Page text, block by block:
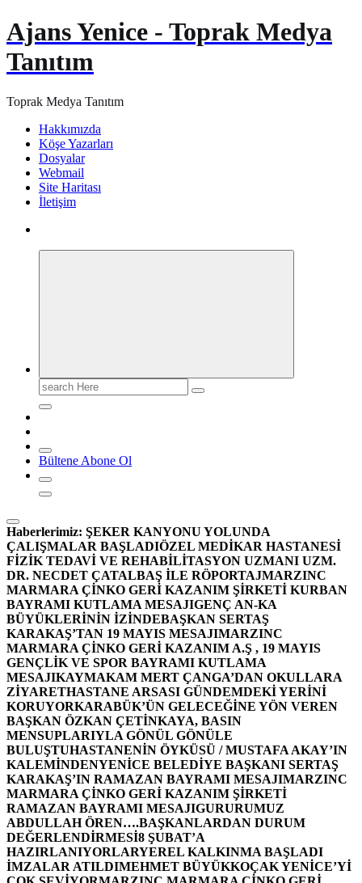
Ajans Yenice - Toprak Medya
Tanıtım
Toprak Medya Tanıtım
Hakkımızda
Köşe Yazarları
Dosyalar
Webmail
Site Haritası
İletişim
Search
for:
Bültene Abone Ol
Haberlerimiz: ŞEKER KANYONU YOLUNDA
ÇALIŞMALAR BAŞLADIÖZEL MEDİKAR HASTANESİ
FİZİK TEDAVİ VE REHABİLİTASYON UZMANI UZM.
DR. NECDET ÇATALBAŞ İLE RÖPORTAJMARZINC
MARMARA ÇİNKO GERİ KAZANIM ŞİRKETİ KURBAN
BAYRAMI KUTLAMA MESAJIGENÇ AN-KA
BÜYÜKLERİNİN İZİNDEBAŞKAN SERTAŞ
KARAKAŞ’TAN 19 MAYIS MESAJIMARZINC
MARMARA ÇİNKO GERİ KAZANIM A.Ş , 19 MAYIS
GENÇLİK VE SPOR BAYRAMI KUTLAMA
MESAJIKAYMAKAM MERT ÇANGA’DAN OKULLARA
ZİYARETHASTANE ARSASI GÜNDEMDEKİ YERİNİ
KORUYORKARABÜK’ÜN GELECEĞİNE YÖN VEREN
BAŞKAN ÖZKAN ÇETİNKAYA, BASIN
MENSUPLARIYLA GÖNÜL GÖNÜLE
BULUŞTUHASTANENİN ÖYKÜSÜ / MUSTAFA AKAY’IN
KALEMİNDENYENİCE BELEDİYE BAŞKANI SERTAŞ
KARAKAŞ’IN RAMAZAN BAYRAMI MESAJIMARZINC
MARMARA ÇİNKO GERİ KAZANIM ŞİRKETİ
RAMAZAN BAYRAMI MESAJIGURURUMUZ
ABDULLAH ÖREN….BAŞKANLARDAN DURUM
DEĞERLENDİRMESİ8 ŞUBAT’A
HAZIRLANIYORLARYEREL KALKINMA BAŞLADI
İMZALAR ATILDIMEHMET BÜYÜKKOÇAK YENİCE’Yİ